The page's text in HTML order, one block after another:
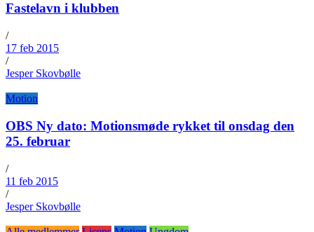
Fastelavn i klubben
/
17 feb 2015
/
Jesper Skovbølle
Motion
OBS Ny dato: Motionsmøde rykket til onsdag den
25. februar
/
11 feb 2015
/
Jesper Skovbølle